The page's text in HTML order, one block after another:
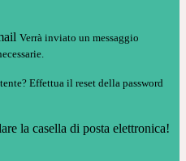
Verrà inviato un messaggio
Effettua il reset della password
la casella di posta elettronica!